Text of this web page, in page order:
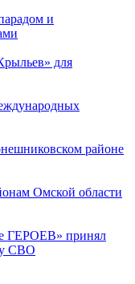
и
для
районе
Омской области
ГЕРОЕВ» принял
СВО